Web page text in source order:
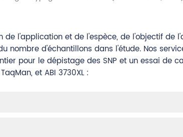
l'application et de l'espèce, de l'objectif de
nombre d'échantillons dans l'étude. Nos
pour le dépistage des SNP et un essai de
et ABI 3730XL :